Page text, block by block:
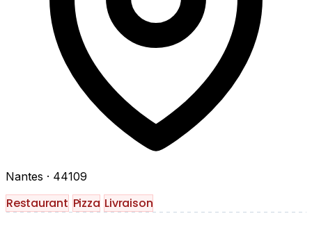
Nantes · 44109
Restaurant Pizza Livraison